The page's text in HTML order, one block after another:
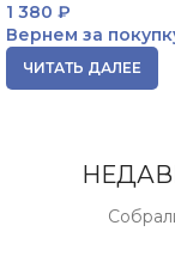
1 380 ₽
Вернем за
ЧИТАТЬ ДАЛЕЕ